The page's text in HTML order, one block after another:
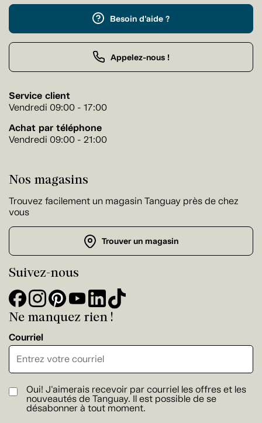
Besoin d'aide ?
Appelez-nous !
Service client
Vendredi 09:00 - 17:00
Achat par téléphone
Vendredi 09:00 - 21:00
Nos magasins
Trouvez facilement un magasin Tanguay près de chez
vous
Trouver un magasin
Suivez-nous
Ne manquez rien !
Courriel
Oui! J'aimerais recevoir par courriel les offres et les
nouveautés de Tanguay. Il est possible de se
désabonner à tout moment.